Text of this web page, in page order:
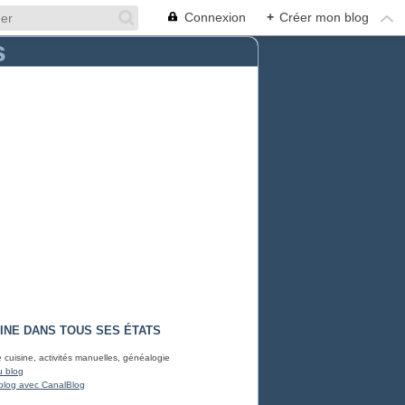
Connexion + Créer mon blog
DANS TOUS SES ÉTATS
cuisine, activités manuelles, généalogie
blog
avec CanalBlog